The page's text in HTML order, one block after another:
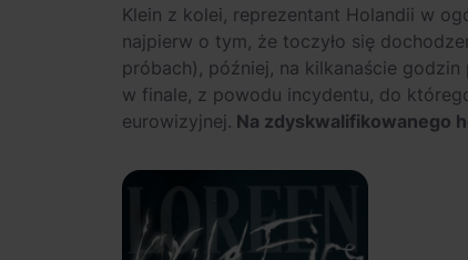
Klein z kolei, reprezentant Holandii w
najpierw o tym, że toczyło się
próbach), później, na kilkanaście
w finale, z powodu incydentu, do
eurowizyjnej. Na zdyskwalifikowanego